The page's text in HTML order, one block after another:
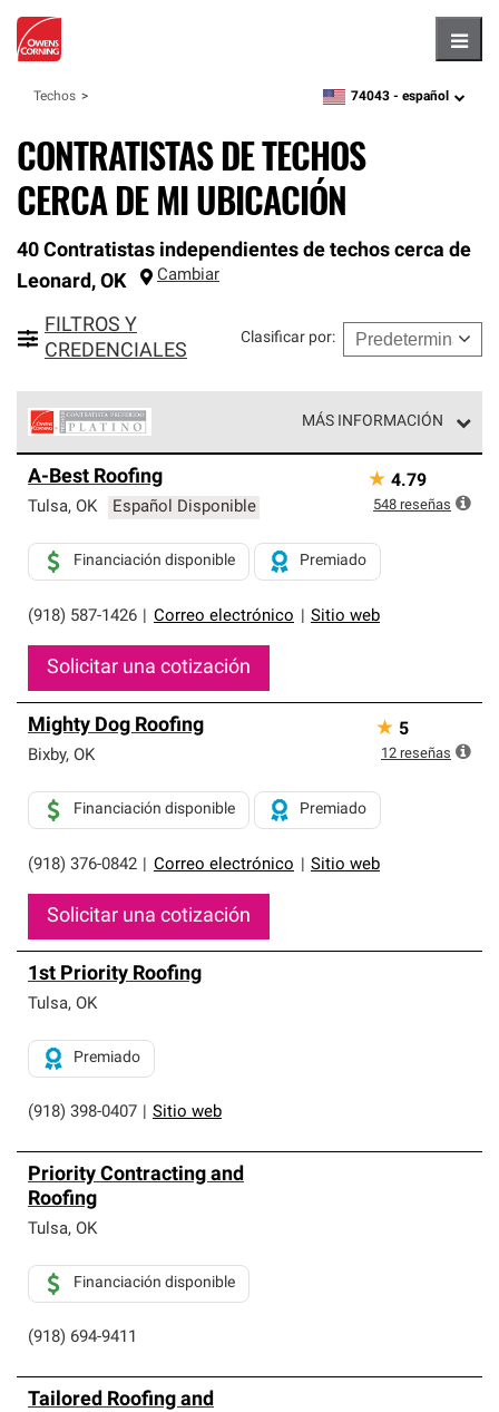
Techos zipcode,language
74043 - español
CONTRATISTAS DE TECHOS
CERCA DE MI UBICACIÓN
40 Contratistas independientes de techos cerca de
Leonard, OK Cambiar
FILTROS Y
CREDENCIALES
Clasificar por:
MÁS INFORMACIÓN
Corning constituyen el nivel superior de nuestra red
exclusiva y cumplen con estándares estrictos de
Solo ellos pueden ofrecer nuestra mejor garantía de
sistemas de techos.
A-Best Roofing
Tulsa, OK Español Disponible
(918) 587-1426 Correo electrónico Sitio web
Financiación disponible Premiado
Solicitar una cotización
★ 4.79
548 reseñas
Mighty Dog Roofing
Bixby, OK
(918) 376-0842 Correo electrónico Sitio web
Financiación disponible Premiado
Solicitar una cotización
★ 5
12 reseñas
1st Priority Roofing
Tulsa, OK
(918) 398-0407 Sitio web
Premiado
Priority Contracting and
Roofing
Tulsa, OK
(918) 694-9411
Financiación disponible
Tailored Roofing and